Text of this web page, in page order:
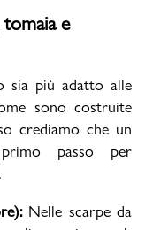
e
sia più adatto alle
sono costruite
crediamo che un
passo per
Nelle scarpe da